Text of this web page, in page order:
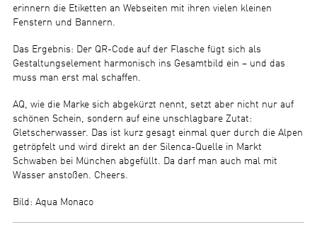
erinnern die Etiketten an Webseiten mit ihren vielen kleinen
Fenstern und Bannern.
Das Ergebnis: Der QR-Code auf der Flasche fügt sich als
Gestaltungselement harmonisch ins Gesamtbild ein – und das
muss man erst mal schaffen.
AQ, wie die Marke sich abgekürzt nennt, setzt aber nicht nur auf
schönen Schein, sondern auf eine unschlagbare Zutat:
Gletscherwasser. Das ist kurz gesagt einmal quer durch die Alpen
getröpfelt und wird direkt an der Silenca-Quelle in Markt
Schwaben bei München abgefüllt. Da darf man auch mal mit
Wasser anstoßen. Cheers.
Bild: Aqua Monaco